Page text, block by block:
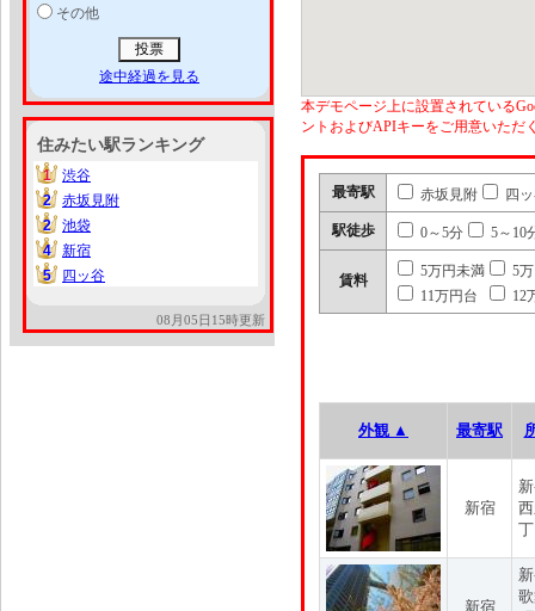
その他
途中経過を見る
住みたい駅ランキング
1
1
渋谷
2
2
赤坂見附
2
2
池袋
4
4
新宿
5
5 四ッ谷
08月05日15時更新
本デモページ上に設置されている
ントおよびAPIキーをご用意いただ
最寄駅 赤坂見附 四
駅徒歩 0～5分 5～10
賃料
5万円未満
5
11万円台
12
外観 ▲ 最寄駅
新宿
新宿